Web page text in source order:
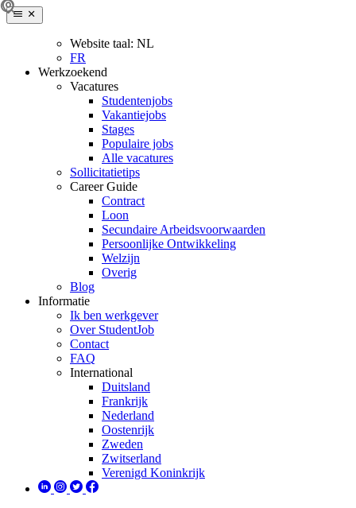
Website taal: NL
FR
Werkzoekend
Vacatures
Studentenjobs
Vakantiejobs
Stages
Populaire jobs
Alle vacatures
Sollicitatietips
Career Guide
Contract
Loon
Secundaire Arbeidsvoorwaarden
Persoonlijke Ontwikkeling
Welzijn
Overig
Blog
Informatie
Ik ben werkgever
Over StudentJob
Contact
FAQ
International
Duitsland
Frankrijk
Nederland
Oostenrijk
Zweden
Zwitserland
Verenigd Koninkrijk